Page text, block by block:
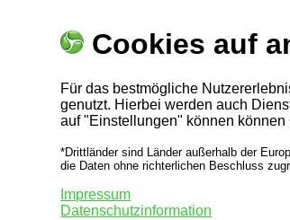
Cookies auf
Für das bestmögliche
genutzt. Hierbei werden auch
auf "Einstellungen" können
*Drittländer sind Länder außerhalb der
die Daten ohne richterlichen Beschluss
Impressum
Datenschutzinformation